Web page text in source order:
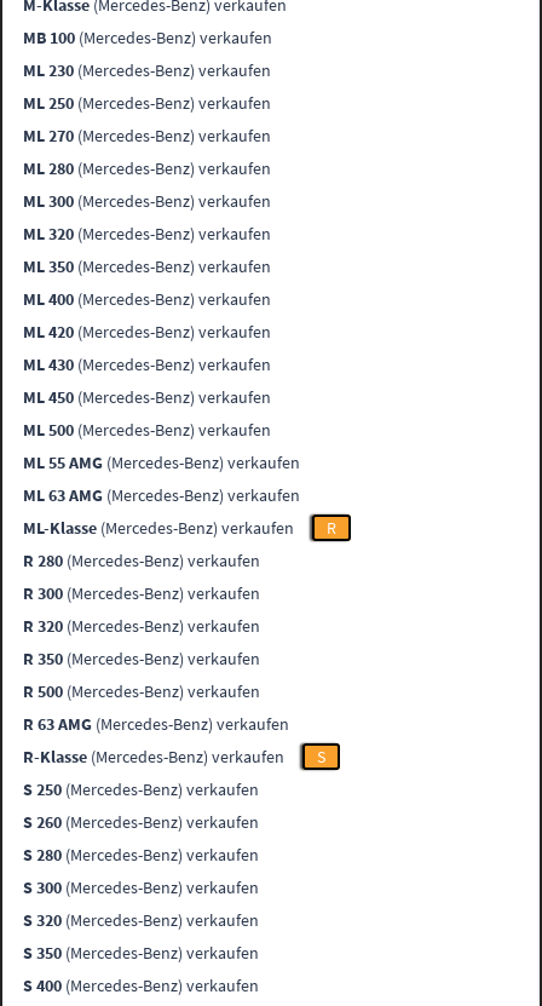
M-Klasse (Mercedes-Benz) verkaufen
MB 100 (Mercedes-Benz) verkaufen
ML 230 (Mercedes-Benz) verkaufen
ML 250 (Mercedes-Benz) verkaufen
ML 270 (Mercedes-Benz) verkaufen
ML 280 (Mercedes-Benz) verkaufen
ML 300 (Mercedes-Benz) verkaufen
ML 320 (Mercedes-Benz) verkaufen
ML 350 (Mercedes-Benz) verkaufen
ML 400 (Mercedes-Benz) verkaufen
ML 420 (Mercedes-Benz) verkaufen
ML 430 (Mercedes-Benz) verkaufen
ML 450 (Mercedes-Benz) verkaufen
ML 500 (Mercedes-Benz) verkaufen
ML 55 AMG (Mercedes-Benz) verkaufen
ML 63 AMG (Mercedes-Benz) verkaufen
ML-Klasse (Mercedes-Benz) verkaufen
R
R 280 (Mercedes-Benz) verkaufen
R 300 (Mercedes-Benz) verkaufen
R 320 (Mercedes-Benz) verkaufen
R 350 (Mercedes-Benz) verkaufen
R 500 (Mercedes-Benz) verkaufen
R 63 AMG (Mercedes-Benz) verkaufen
R-Klasse (Mercedes-Benz) verkaufen
S
S 250 (Mercedes-Benz) verkaufen
S 260 (Mercedes-Benz) verkaufen
S 280 (Mercedes-Benz) verkaufen
S 300 (Mercedes-Benz) verkaufen
S 320 (Mercedes-Benz) verkaufen
S 350 (Mercedes-Benz) verkaufen
S 400 (Mercedes-Benz) verkaufen